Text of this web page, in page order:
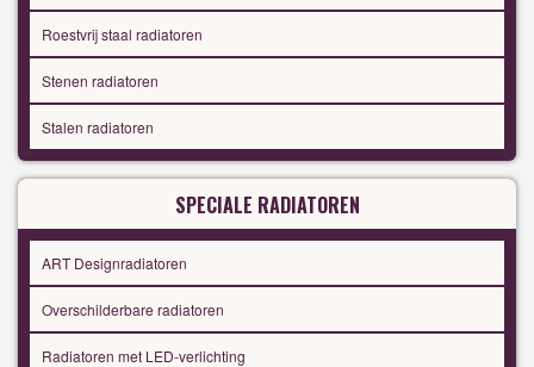
Roestvrij staal radiatoren
Stenen radiatoren
Stalen radiatoren
SPECIALE RADIATOREN
ART Designradiatoren
Overschilderbare radiatoren
Radiatoren met LED-verlichting